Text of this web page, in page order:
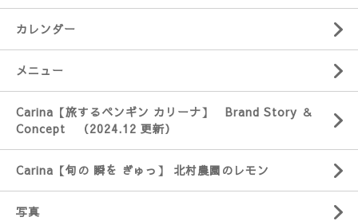
カレンダー
メニュー
Carina【旅するペンギン カリーナ】 Brand Story ＆
Concept （2024.12 更新）
Carina【旬の 瞬を ぎゅっ】 北村農園のレモン
写真